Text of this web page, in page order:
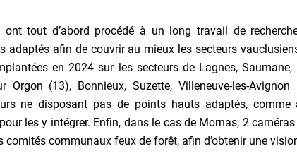
ont tout d’abord procédé à un long travail de
afin de couvrir au mieux les secteurs
en 2024 sur les secteurs de Lagnes,
(13), Bonnieux, Suzette, Villeneuve-les-Avignon
ne disposant pas de points hauts adaptés, comme
les y intégrer. Enfin, dans le cas de Mornas, 2
communaux feux de forêt, afin d’obtenir une